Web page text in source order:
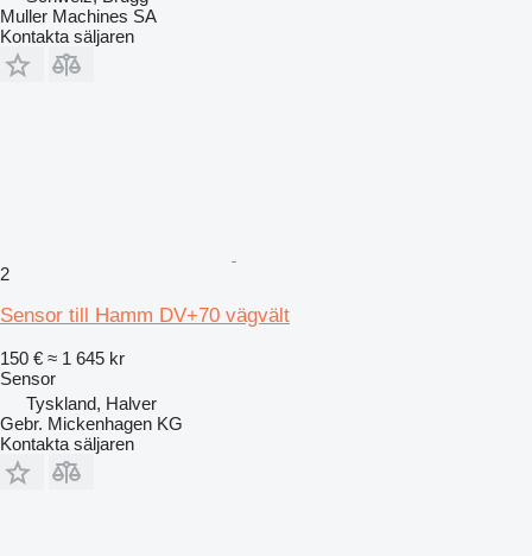
Muller Machines SA
Kontakta säljaren
2
Sensor till Hamm DV+70 vägvält
150 € ≈ 1 645 kr
Sensor
Tyskland, Halver
Gebr. Mickenhagen KG
Kontakta säljaren